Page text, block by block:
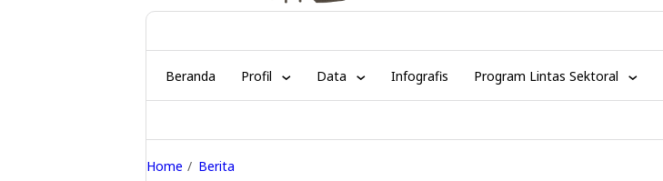
Beranda Profil Data Infografis Program Lintas Sektoral
Home Berita